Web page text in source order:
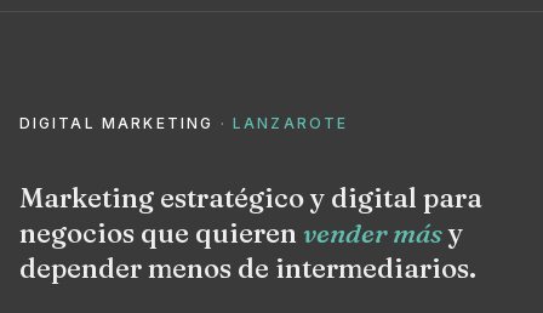
DIGITAL MARKETING · LANZAROTE
Marketing estratégico y digital para
negocios que quieren vender másy
depender menos de intermediarios.